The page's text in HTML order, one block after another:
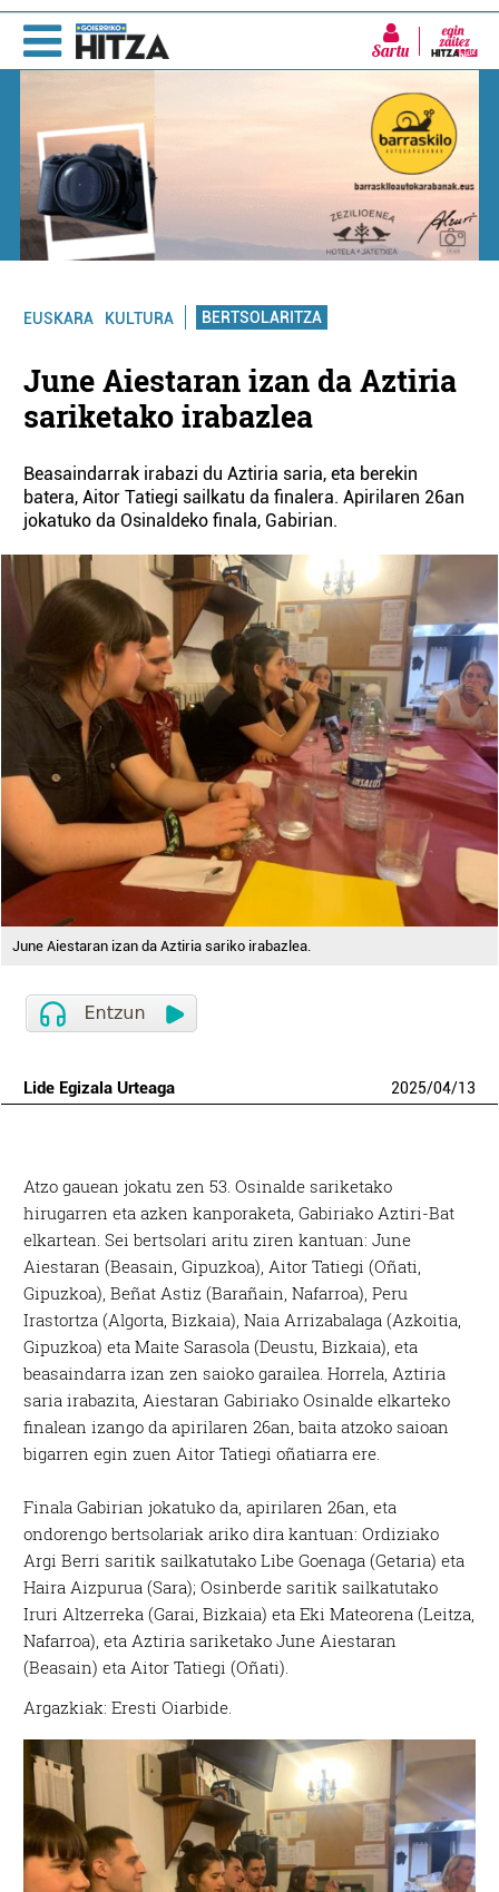
Sartu
EUSKARA KULTURA BERTSOLARITZA
June Aiestaran izan da Aztiria
sariketako irabazlea
Beasaindarrak irabazi du Aztiria saria, eta berekin
batera, Aitor Tatiegi sailkatu da finalera. Apirilaren 26an
jokatuko da Osinaldeko finala, Gabirian.
June Aiestaran izan da Aztiria sariko irabazlea.
Lide Egizala Urteaga 2025/04/13
Atzo gauean jokatu zen 53. Osinalde sariketako
hirugarren eta azken kanporaketa, Gabiriako Aztiri-Bat
elkartean. Sei bertsolari aritu ziren kantuan: June
Aiestaran (Beasain, Gipuzkoa), Aitor Tatiegi (Oñati,
Gipuzkoa), Beñat Astiz (Barañain, Nafarroa), Peru
Irastortza (Algorta, Bizkaia), Naia Arrizabalaga (Azkoitia,
Gipuzkoa) eta Maite Sarasola (Deustu, Bizkaia), eta
beasaindarra izan zen saioko garailea. Horrela, Aztiria
saria irabazita, Aiestaran Gabiriako Osinalde elkarteko
finalean izango da apirilaren 26an, baita atzoko saioan
bigarren egin zuen Aitor Tatiegi oñatiarra ere.
Finala Gabirian jokatuko da, apirilaren 26an, eta
ondorengo bertsolariak ariko dira kantuan: Ordiziako
Argi Berri saritik sailkatutako Libe Goenaga (Getaria) eta
Haira Aizpurua (Sara); Osinberde saritik sailkatutako
Iruri Altzerreka (Garai, Bizkaia) eta Eki Mateorena (Leitza,
Nafarroa), eta Aztiria sariketako June Aiestaran
(Beasain) eta Aitor Tatiegi (Oñati).
Argazkiak: Eresti Oiarbide.